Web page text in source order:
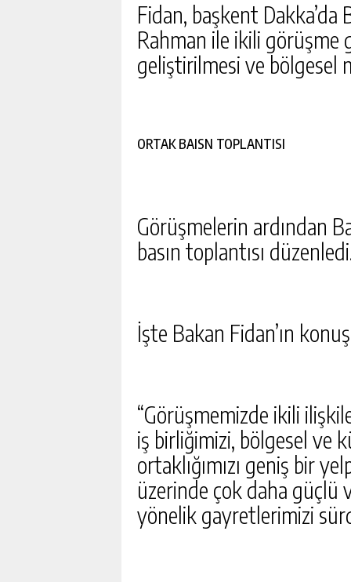
Fidan, başkent Dakka’da
Rahman ile ikili görüşme
geliştirilmesi ve bölgesel
ORTAK BAISN TOPLANTISI
Görüşmelerin ardından
basın toplantısı
İşte Bakan Fidan’ın
“Görüşmemizde ikili
iş birliğimizi, bölgesel ve
ortaklığımızı geniş bir
üzerinde çok daha güçlü
yönelik gayretlerimizi
GÜNLÜK HABER
MIHRIOĞLU, AVRUPA